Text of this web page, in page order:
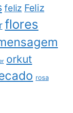
feliz Feliz
flores
orkut
rosa